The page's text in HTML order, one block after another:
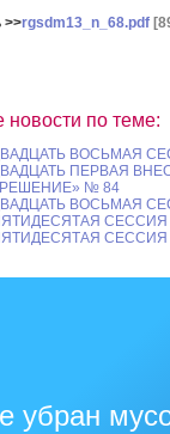
>>rgsdm13_n_68.pdf
новости по теме:
ВОСЬМАЯ
ПЕРВАЯ
№ 84
ВОСЬМАЯ
убран